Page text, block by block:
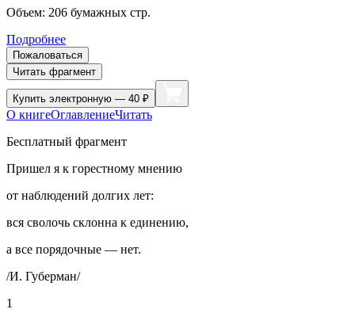
Объем: 206 бумажных стр.
Подробнее
Пожаловаться
Читать фрагмент
Купить электронную — 40 ₽
О книгеОглавлениеЧитать
Бесплатный фрагмент
Пришел я к горестному мнению
от наблюдений долгих лет:
вся сволочь склонна к единению,
а все порядочные — нет.
/И. Губерман/
1